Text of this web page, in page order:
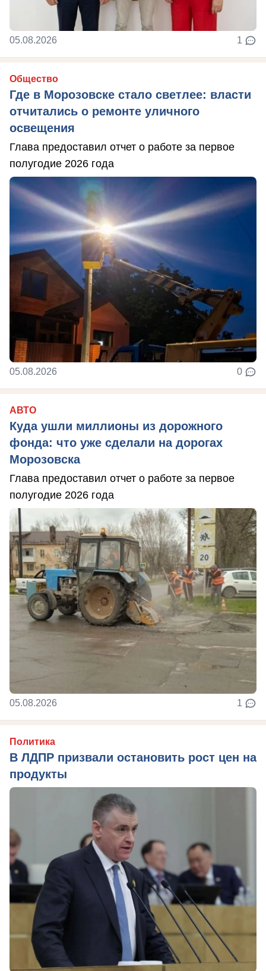
05.08.2026 1
Общество
Где в Морозовске стало светлее: власти
отчитались о ремонте уличного
освещения
Глава предоставил отчет о работе за первое
полугодие 2026 года
05.08.2026 0
АВТО
Куда ушли миллионы из дорожного
фонда: что уже сделали на дорогах
Морозовска
Глава предоставил отчет о работе за первое
полугодие 2026 года
05.08.2026 1
Политика
В ЛДПР призвали остановить рост цен на
продукты